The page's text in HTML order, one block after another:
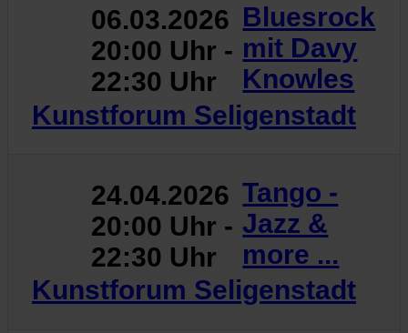
06.03.2026
20:00 Uhr -
22:30 Uhr
Bluesrock
mit Davy
Knowles
Kunstforum Seligenstadt
24.04.2026
20:00 Uhr -
22:30 Uhr
Tango -
Jazz &
more ...
Kunstforum Seligenstadt